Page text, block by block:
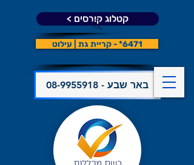
קטלוג קורסים >
6471* - קריית גת | עילוט
08-9955918 - באר שבע